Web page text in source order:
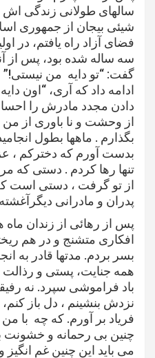
سالهای طولانی زندگی اش
شیئی بيجان از جمهوری
فضای آزاد راه یافتم، در
سه ساله شده بود، پس از
گفت: “تو دایه من نیستی!”
ادامه داد که آری، “اون
دادن مجدد مادرش را
از وحشت و نا باوری از
بگذارم . ماهها بطول
بدست آورم که دخترکم ،
تنها رها کردم . دستی که
از تو گرفت ، دستی است
پدران و مادرانی
پس از رهائی از زندان ماه
افکاری متشنج و در هم
بسر بردم. مدتها قادر به
همه جنایت، پستی و رذالت
باد فراموشی سپرد. نه
نزدش بنشینم ، دل باز
فریاد بر آورم. که چه با
چنین بی رحمانه و
می باید این چنین غم